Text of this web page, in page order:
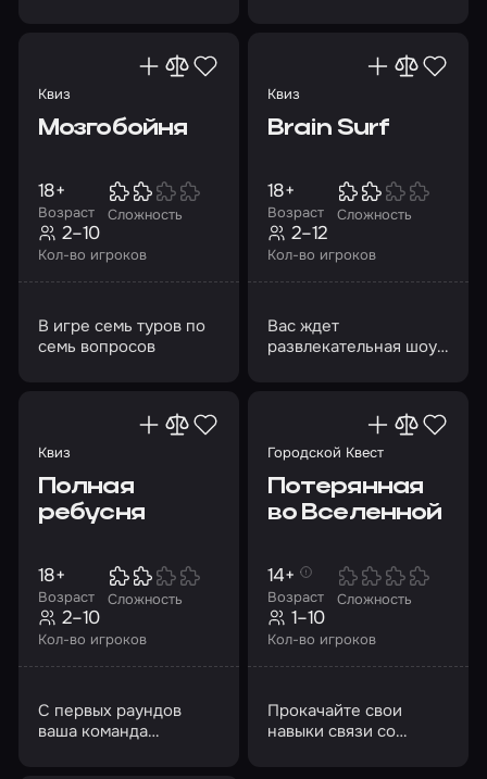
перенесенная в VR-
пространство
Квиз
Мозгобойня
Возраст
18+
Сложность
Кол-во игроков
2–10
В игре семь туров по
семь вопросов
Квиз
Brain Surf
Возраст
18+
Сложность
Кол-во игроков
2–12
Вас ждет
развлекательная шоу-
Квиз
Полная
ребусня
Возраст
18+
Сложность
Кол-во игроков
2–10
С первых раундов
ваша команда
Городской Квест
Потерянная
во Вселенной
Возраст
14+
Сложность
Кол-во игроков
1–10
Прокачайте свои
навыки связи со